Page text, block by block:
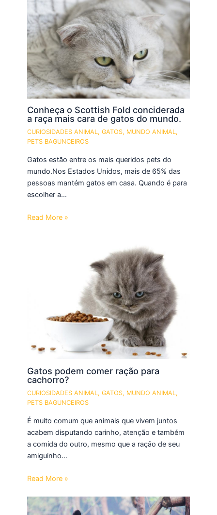
Conheça o Scottish Fold conciderada
a raça mais cara de gatos do mundo.
CURIOSIDADES ANIMAL,GATOS, MUNDO ANIMAL,
PETS BAGUNCEIROS
Gatos estão entre os mais queridos pets do
mundo.Nos Estados Unidos, mais de 65% das
pessoas mantém gatos em casa. Quando é para
escolher a…
Read More »
Gatos podem comer ração para
cachorro?
CURIOSIDADES ANIMAL,GATOS, MUNDO ANIMAL,
PETS BAGUNCEIROS
É muito comum que animais que vivem juntos
acabem disputando carinho, atenção e também
a comida do outro, mesmo que a ração de seu
amiguinho…
Read More »